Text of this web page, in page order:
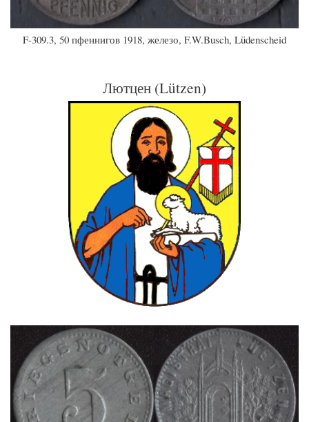
F-309.3, 50 пфеннигов 1918, железо, F.W.Busch, Lüdenscheid
Лютцен (Lützen)